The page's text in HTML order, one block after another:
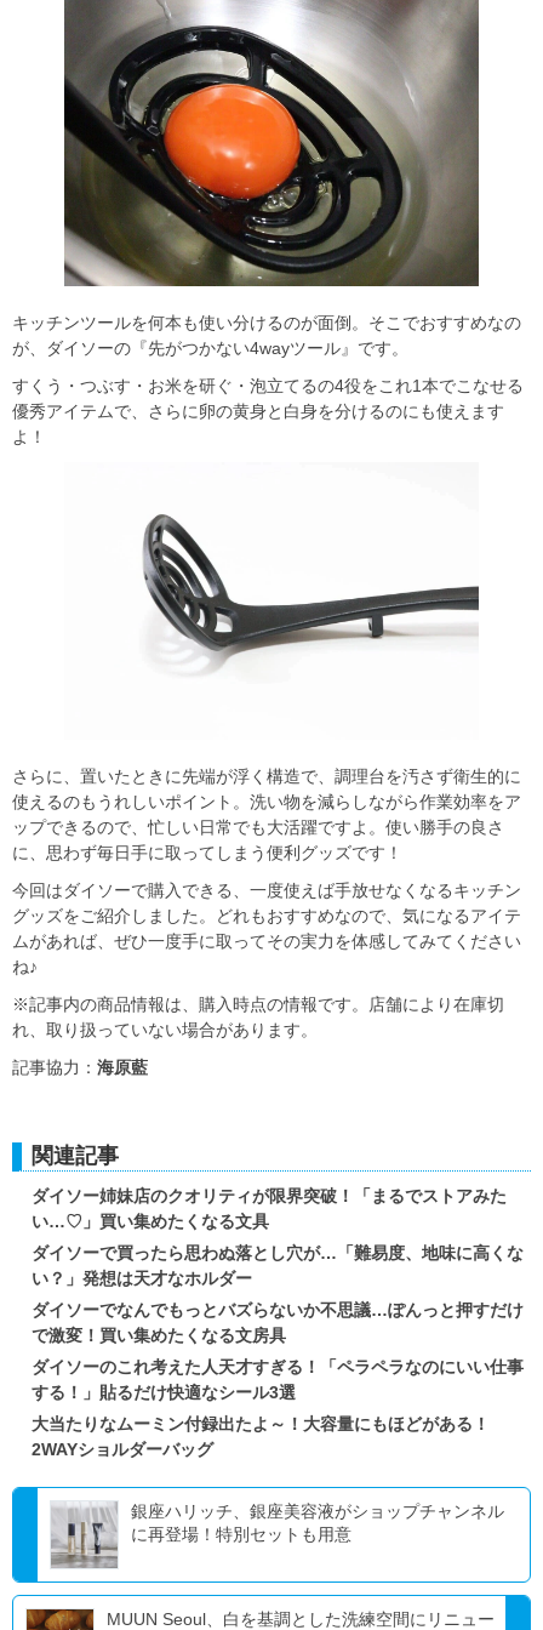
キッチンツールを何本も使い分けるのが面倒。そこでおすすめなの
が、ダイソーの『先がつかない4wayツール』です。
すくう・つぶす・お米を研ぐ・泡立てるの4役をこれ1本でこなせる
優秀アイテムで、さらに卵の黄身と白身を分けるのにも使えます
よ！
さらに、置いたときに先端が浮く構造で、調理台を汚さず衛生的に
使えるのもうれしいポイント。洗い物を減らしながら作業効率をア
ップできるので、忙しい日常でも大活躍ですよ。使い勝手の良さ
に、思わず毎日手に取ってしまう便利グッズです！
今回はダイソーで購入できる、一度使えば手放せなくなるキッチン
グッズをご紹介しました。どれもおすすめなので、気になるアイテ
ムがあれば、ぜひ一度手に取ってその実力を体感してみてください
ね♪
※記事内の商品情報は、購入時点の情報です。店舗により在庫切
れ、取り扱っていない場合があります。
記事協力： 海原藍
関連記事
ダイソー姉妹店のクオリティが限界突破！「まるでストアみた
い…♡」買い集めたくなる文具
ダイソーで買ったら思わぬ落とし穴が…「難易度、地味に高くな
い？」発想は天才なホルダー
ダイソーでなんでもっとバズらないか不思議…ぽんっと押すだけ
で激変！買い集めたくなる文房具
ダイソーのこれ考えた人天才すぎる！「ペラペラなのにいい仕事
する！」貼るだけ快適なシール3選
大当たりなムーミン付録出たよ～！大容量にもほどがある！
2WAYショルダーバッグ
銀座ハリッチ、銀座美容液がショップチャンネル
に再登場！特別セットも用意
MUUN Seoul、白を基調とした洗練空間にリニュー